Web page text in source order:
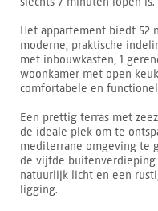
Het appartement biedt 52
moderne, praktische
met inbouwkasten, 1
woonkamer met open
comfortabele en
Een prettig terras met
de ideale plek om te
mediterrane omgeving te
de vijfde
natuurlijk licht en een
ligging.